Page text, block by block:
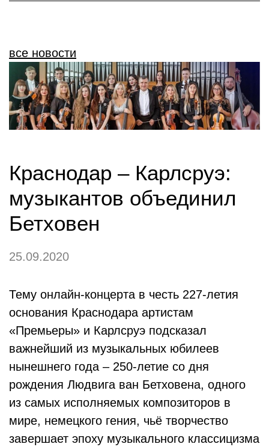
все новости
Краснодар – Карлсруэ:
музыкантов объединил
Бетховен
25.09.2020
Тему онлайн-концерта в честь 227-летия
основания Краснодара артистам
«Премьеры» и Карлсруэ подсказал
важнейший из музыкальных юбилеев
нынешнего года – 250-летие со дня
рождения Людвига ван Бетховена, одного
из самых исполняемых композиторов в
мире, немецкого гения, чьё творчество
завершает эпоху музыкального классицизма